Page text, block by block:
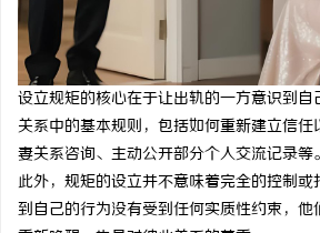
设立规矩的核心在于让出轨的一方意识到
关系中的基本规则，包括如何重新建立信
妻关系咨询、主动公开部分个人交流记录
此外，规矩的设立并不意味着完全的控制
到自己的行为没有受到任何实质性约束，
发商，究竟藏着 开店最怕“搜不到”为什
ai却天天给他免费派单？